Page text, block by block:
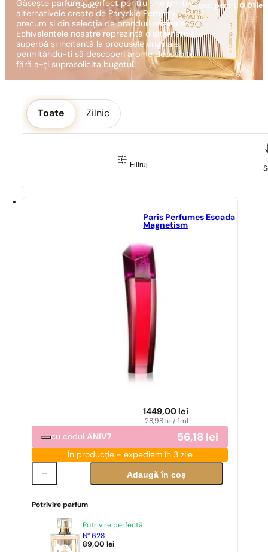
1 - 3 buc. 4 buc. pentru 0,01 lei!
Găsește parfumul perfect pentru tine printre
alternativele create de Paryskie Perfumy,
precum și din selecția de branduri originale.
Echivalentele noastre reprezintă o alternativă
superbă și incitantă la produsele originale,
permițându-ți să descoperi arome deosebite
fără a-ți suprasolicita bugetul.
Okoliczność
Toate Zilnic
Filtruj
Paris Perfumes Escada
Magnetism
1449,00 lei
28,98 lei/ 1ml
cu codulANIV7 56,18 lei
În producție - expediem în 3 zile
Adaugă în coș
Potrivire parfum
Potrivire perfectă
N° 628
89,00 lei